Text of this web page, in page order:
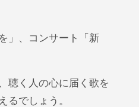
」、コンサート「新
聴く人の心に届く歌を
でしょう。